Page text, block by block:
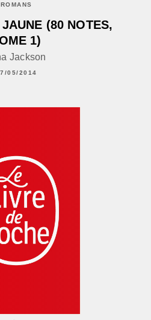
ROMANS
(80 NOTES,
1)
Jackson
05/2014